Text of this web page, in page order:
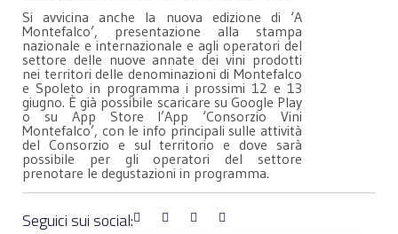
Si avvicina anche la nuova edizione di ‘A
Montefalco’, presentazione alla stampa
nazionale e internazionale e agli operatori del
settore delle nuove annate dei vini prodotti
nei territori delle denominazioni di Montefalco
e Spoleto in programma i prossimi 12 e 13
giugno. È già possibile scaricare su Google Play
o su App Store l’App ‘Consorzio Vini
Montefalco’, con le info principali sulle attività
del Consorzio e sul territorio e dove sarà
possibile per gli operatori del settore
prenotare le degustazioni in programma.
Seguici sui social: